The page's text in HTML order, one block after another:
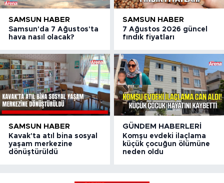
SAMSUN HABER
Samsun'da 7 Ağustos'ta
hava nasıl olacak?
SAMSUN HABER
7 Ağustos 2026 güncel
fındık fiyatları
SAMSUN HABER
Kavak'ta atıl bina sosyal
yaşam merkezine
dönüştürüldü
GÜNDEM HABERLERI
Komşu evdeki ilaçlama
küçük çocuğun ölümüne
neden oldu